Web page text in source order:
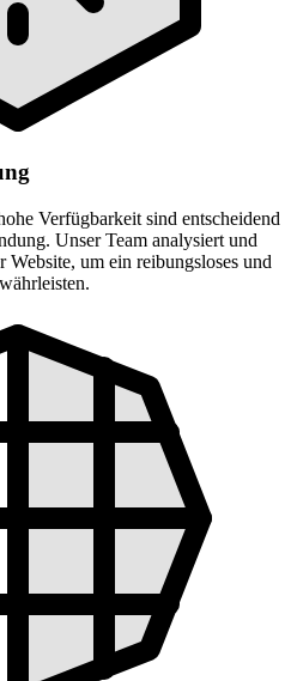
Verfügbarkeit sind entscheidend
Unser Team analysiert und
um ein reibungsloses und